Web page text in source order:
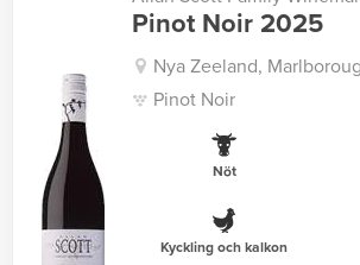
Pinot Noir 2025
Nya Zeeland,
Pinot Noir
Nöt
Kyckling och kalkon